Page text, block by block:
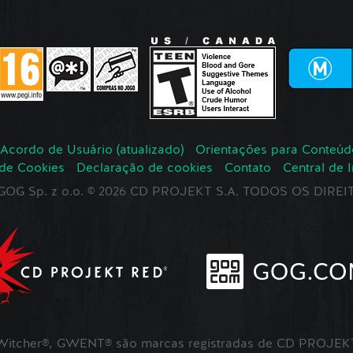
Acordo de Usuário (atualizado)
Orientações para
Cookies
Declaração de cookies Contato
Central de
Sp. z o.o. © 2026 CD PROJEKT S.A. TODOS OS
GWENT® são marcas registradas de CD